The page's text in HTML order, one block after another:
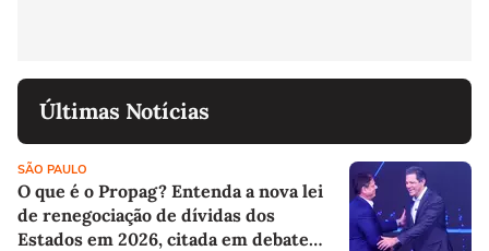
Últimas Notícias
SÃO PAULO
O que é o Propag? Entenda a nova lei
de renegociação de dívidas dos
Estados em 2026, citada em debate